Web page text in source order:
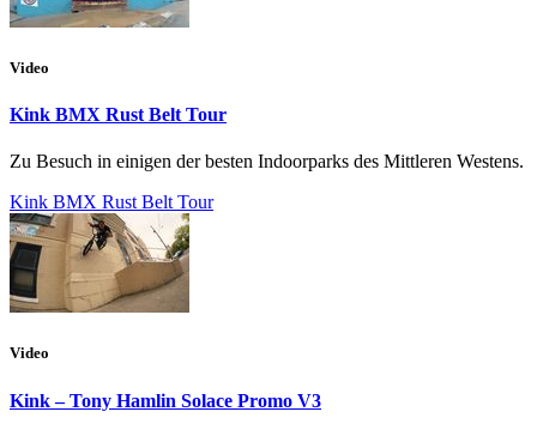
Video
Kink BMX Rust Belt Tour
Zu Besuch in einigen der besten Indoorparks des Mittleren Westens.
Kink BMX Rust Belt Tour
Video
Kink – Tony Hamlin Solace Promo V3